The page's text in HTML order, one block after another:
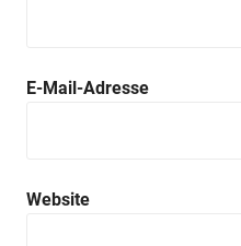
E-Mail-Adresse
Website